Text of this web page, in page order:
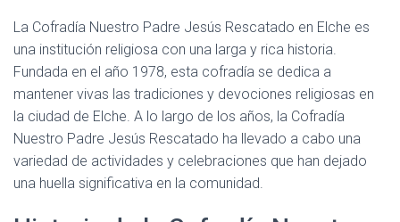
E
E
La Cofradía Nuestro Padre Jesús Rescatado en Elche es
una institución religiosa con una larga y rica historia.
Fundada en el año 1978, esta cofradía se dedica a
mantener vivas las tradiciones y devociones religiosas en
la ciudad de Elche. A lo largo de los años, la Cofradía
Nuestro Padre Jesús Rescatado ha llevado a cabo una
variedad de actividades y celebraciones que han dejado
una huella significativa en la comunidad.